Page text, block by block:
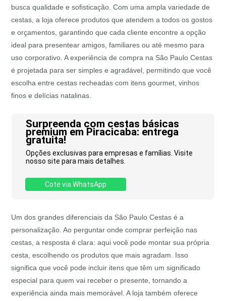
busca qualidade e sofisticação. Com uma ampla variedade de
cestas, a loja oferece produtos que atendem a todos os gostos
e orçamentos, garantindo que cada cliente encontre a opção
ideal para presentear amigos, familiares ou até mesmo para
uso corporativo. A experiência de compra na São Paulo Cestas
é projetada para ser simples e agradável, permitindo que você
escolha entre cestas recheadas com itens gourmet, vinhos
finos e delícias natalinas.
Surpreenda com cestas básicas
premium em Piracicaba: entrega
gratuita!
Opções exclusivas para empresas e famílias. Visite
nosso site para mais detalhes.
Cote via WhatsApp
Um dos grandes diferenciais da São Paulo Cestas é a
personalização. Ao perguntar onde comprar perfeição nas
cestas, a resposta é clara: aqui você pode montar sua própria
cesta, escolhendo os produtos que mais agradam. Isso
significa que você pode incluir itens que têm um significado
especial para quem vai receber o presente, tornando a
experiência ainda mais memorável. A loja também oferece